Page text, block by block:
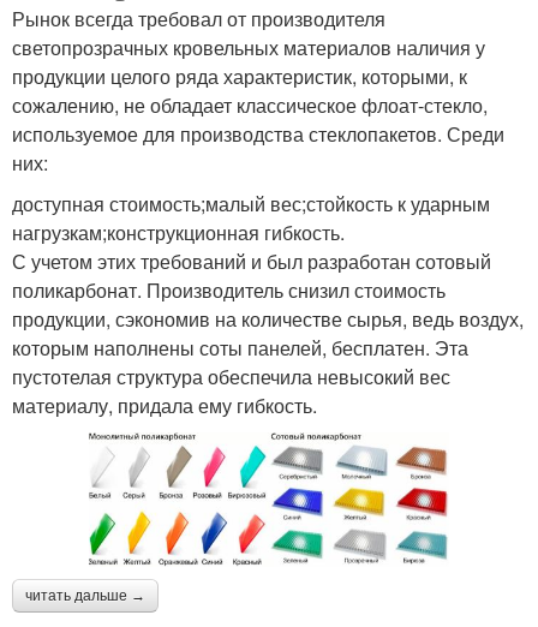
Рынок всегда требовал от производителя
светопрозрачных кровельных материалов наличия у
продукции целого ряда характеристик, которыми, к
сожалению, не обладает классическое флоат-стекло,
используемое для производства стеклопакетов. Среди
них:
доступная стоимость;малый вес;стойкость к ударным
нагрузкам;конструкционная гибкость.
С учетом этих требований и был разработан сотовый
поликарбонат. Производитель снизил стоимость
продукции, сэкономив на количестве сырья, ведь воздух,
которым наполнены соты панелей, бесплатен. Эта
пустотелая структура обеспечила невысокий вес
материалу, придала ему гибкость.
читать дальше →